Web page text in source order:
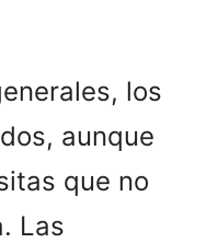
los
aunque
que no
Las